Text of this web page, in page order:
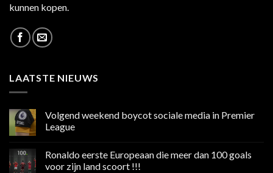
kunnen kopen.
LAATSTE NIEUWS
Volgend weekend boycot sociale media in Premier
League
op
weekend
Ronaldo eerste Europeaan die meer dan 100 goals
voor zijn land scoort !!!